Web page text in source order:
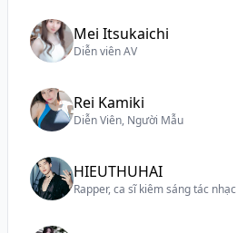
Mei Itsukaichi
Diễn viên AV
Rei Kamiki
Diễn Viên, Người Mẫu
HIEUTHUHAI
Rapper, ca sĩ kiêm sáng tác nhạc